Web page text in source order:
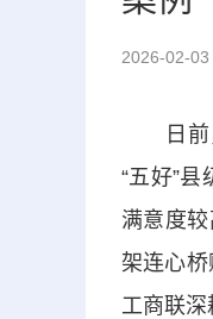
2026-02-03
日前，
“五好”
满意度
架连心桥
工商联深